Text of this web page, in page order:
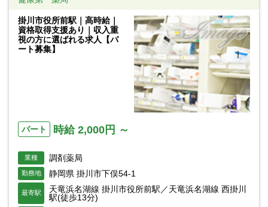
掛川市役所前駅｜高時給｜
資格取得支援あり｜収入重
視の方に選ばれる求人【パ
ート募集】
パート 時給 2,000円 ～
業種 調剤薬局
勤務地 静岡県 掛川市下俣54-1
最寄駅
天竜浜名湖線 掛川市役所前駅／天竜浜名湖線 西掛川
駅(徒歩13分)